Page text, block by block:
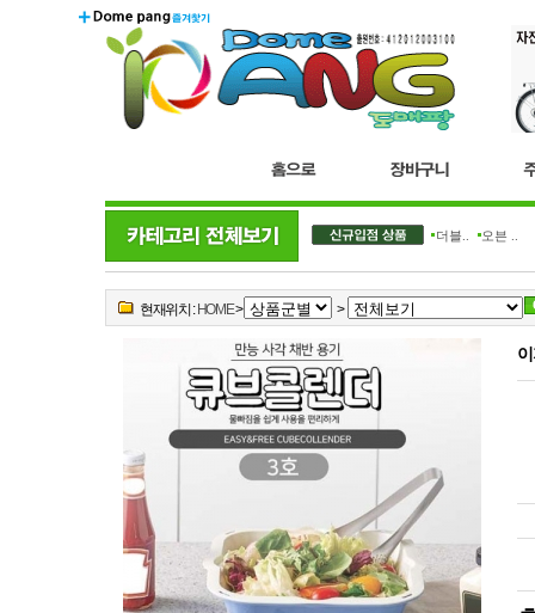
더블.. 오븐 ..
현재위치 : HOME> >